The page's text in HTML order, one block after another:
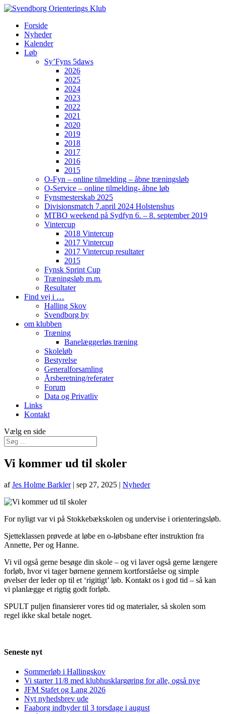
Forside
Nyheder
Kalender
Løb
Sy’Fyns 5daws
2026
2025
2024
2023
2022
2021
2020
2019
2018
2017
2016
2015
O-Fyn – online tilmelding – åbne træningsløb
O-Service – online tilmelding- åbne løb
Fynsmesterskab 2025
Divisionsmatch 7.april 2024 Holstenshus
MTBO weekend på Sydfyn 6. – 8. september 2019
Vintercup
2018 Vintercup
2017 Vintercup
2017 Vintercup resultater
2015
Fynsk Sprint Cup
Træningsløb m.m.
Resultater
Find vej i …
Halling Skov
Svendborg by
om klubben
Træning
Banelæggerløs træning
Skoleløb
Bestyrelse
Generalforsamling
Årsberetning/referater
Forum
Data og Privatliv
Links
Kontakt
Vælg en side
Vi kommer ud til skoler
afJes Holme Barkler| sep 27, 2025 | Nyheder
For nyligt var vi på Stokkebækskolen og undervise i orienteringsløb.
Sjetteklassen prøvede at løbe en o-løbsbane efter instruktion fra
Annette, Per og Hanne.
Vi vil også gerne besøge din skole – og vi laver også gerne længere
forløb, hvor vi tager børnene gennem kortforståelse og simple
øvelser der leder op til et ‘rigitigt’ løb. Kontakt os i god tid – så kan
vi planlægge et rigtig godt forløb.
SPULT puljen finansierer vores tid og materialer, så skolen som
regel ikke skal betale noget.
Seneste nyt
Sommerløb i Hallingskov
Vi starter 11/8 med klubhusklargøring for alle, også nye
JFM Stafet og Lang 2026
Nyt nyhedsbrev ude
Faaborg indbyder til 3 torsdage i august